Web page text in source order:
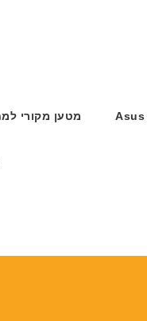
מטען מקורי למחשב נייד אסוס Asus